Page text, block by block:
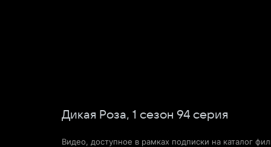
Дикая Роза, 1 сезон 94 серия
Видео, доступное в рамках подписки на каталог